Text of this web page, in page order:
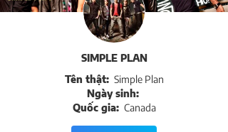
SIMPLE PLAN
Tên thật: Simple Plan
Ngày sinh:
Quốc gia: Canada